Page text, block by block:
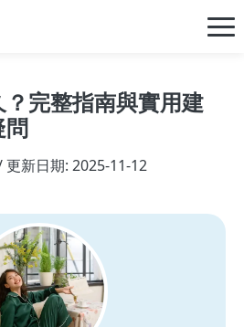
完整指南與實用建
問
新日期: 2025-11-12